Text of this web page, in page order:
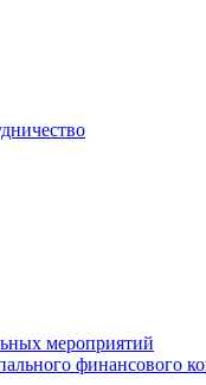
мероприятий
финансового